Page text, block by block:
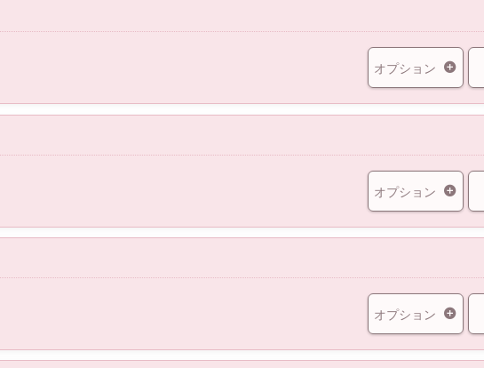
オプション
オプション
オプション